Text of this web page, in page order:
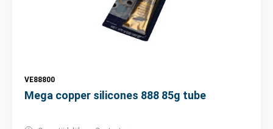
VE88800
Mega copper silicones 888 85g tube